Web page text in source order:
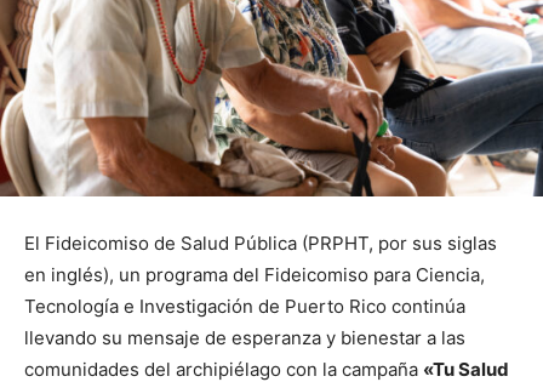
El Fideicomiso de Salud Pública (PRPHT, por sus siglas
en inglés), un programa del Fideicomiso para Ciencia,
Tecnología e Investigación de Puerto Rico continúa
llevando su mensaje de esperanza y bienestar a las
comunidades del archipiélago con la campaña «Tu Salud